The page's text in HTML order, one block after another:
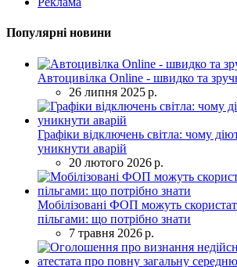
Популярні новини
Автоцивілка Online - швидко та
26 липня 2025 р.
Графіки відключень світла: чому
уникнути аварій
20 лютого 2026 р.
Мобілізовані ФОП можуть
пільгами: що потрібно знати
7 травня 2026 р.